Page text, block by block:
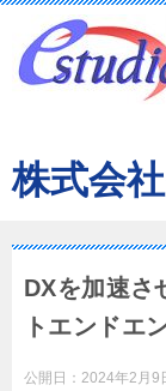
株式会
DXを加速さ
トエンドエ
公開日： 2024年2月9